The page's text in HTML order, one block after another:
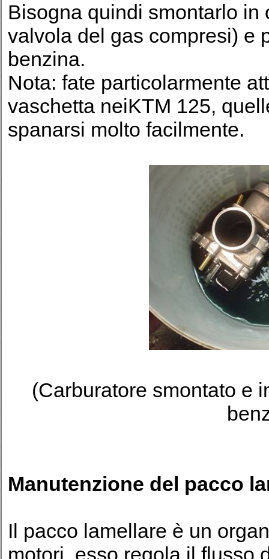
Bisogna quindi smontarlo in
valvola del gas compresi) e
benzina.
Nota: fate particolarmente
vaschetta neiKTM 125,
spanarsi molto facilmente.
(Carburatore smontato e
Manutenzione del pacco
Il pacco lamellare è un
motori, esso regola il flusso